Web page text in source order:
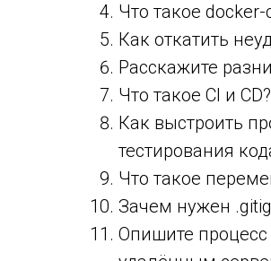
Что такое
Как откатить
Расскажите
Что такое CI и
Как выстроить
тестирования
Что такое
Зачем нужен
Опишите процесс